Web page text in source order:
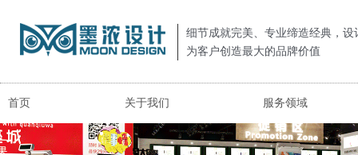
细节成就完美、专业缔造经典，设
为客户创造最大的品牌价值
首页 关于我们 服务领域